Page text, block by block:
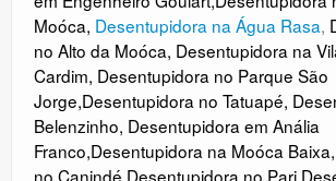
Moóca, Desentupidora na Água Rasa,
no Alto da Moóca, Desentupidora na
Cardim, Desentupidora no Parque São
Jorge,Desentupidora no Tatuapé,
Belenzinho, Desentupidora em Anália
Franco,Desentupidora na Moóca Baixa,
no Canindé,Desentupidora no Pari,